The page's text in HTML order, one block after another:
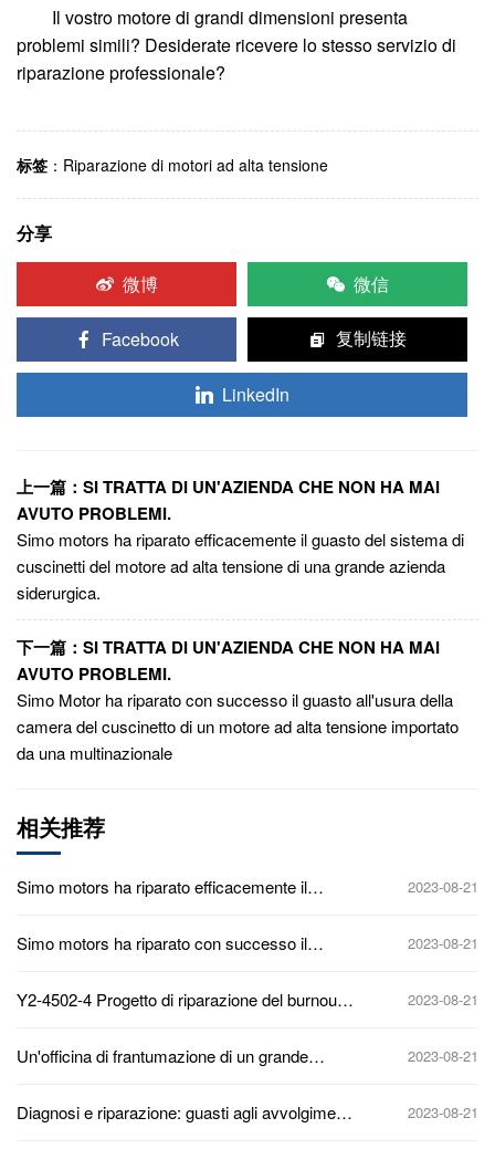
Il vostro motore di grandi dimensioni presenta
problemi simili? Desiderate ricevere lo stesso servizio di
riparazione professionale?
标签 ： Riparazione di motori ad alta tensione
分享
微博
微信
Facebook 复制链接
LinkedIn
上一篇：SI TRATTA DI UN'AZIENDA CHE NON HA MAI
AVUTO PROBLEMI.
Simo motors ha riparato efficacemente il guasto del sistema di
cuscinetti del motore ad alta tensione di una grande azienda
siderurgica.
下一篇：SI TRATTA DI UN'AZIENDA CHE NON HA MAI
AVUTO PROBLEMI.
Simo Motor ha riparato con successo il guasto all'usura della
camera del cuscinetto di un motore ad alta tensione importato
da una multinazionale
相关推荐
Simo motors ha riparato efficacemente il
siderurgica.
2023-08-21
Simo motors ha riparato con successo il
2023-08-21
Y2-4502-4 Progetto di riparazione del burnout
dell'acqua di circolazione di un impianto
2023-08-21
Un'officina di frantumazione di un grande
2023-08-21
Diagnosi e riparazione: guasti agli avvolgimenti
2023-08-21